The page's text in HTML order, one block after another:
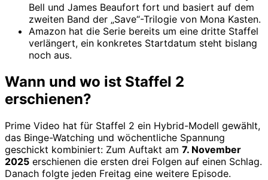
Bell und James Beaufort fort und basiert auf dem
zweiten Band der „Save“-Trilogie von Mona Kasten.
Amazon hat die Serie bereits um eine dritte Staffel
verlängert, ein konkretes Startdatum steht bislang
noch aus.
Wann und wo ist Staffel 2
erschienen?
Prime Video hat für Staffel 2 ein Hybrid-Modell gewählt,
das Binge-Watching und wöchentliche Spannung
geschickt kombiniert: Zum Auftakt am 7. November
2025 erschienen die ersten drei Folgen auf einen Schlag.
Danach folgte jeden Freitag eine weitere Episode.